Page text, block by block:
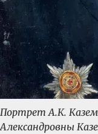
Портрет А.К.
Александровны